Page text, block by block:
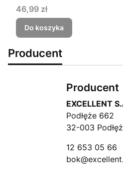
Cena
46,99 zł
Do koszyka
Producent
Producent
EXCELLENT
Podłęże 662
32-003
12 653 05 66